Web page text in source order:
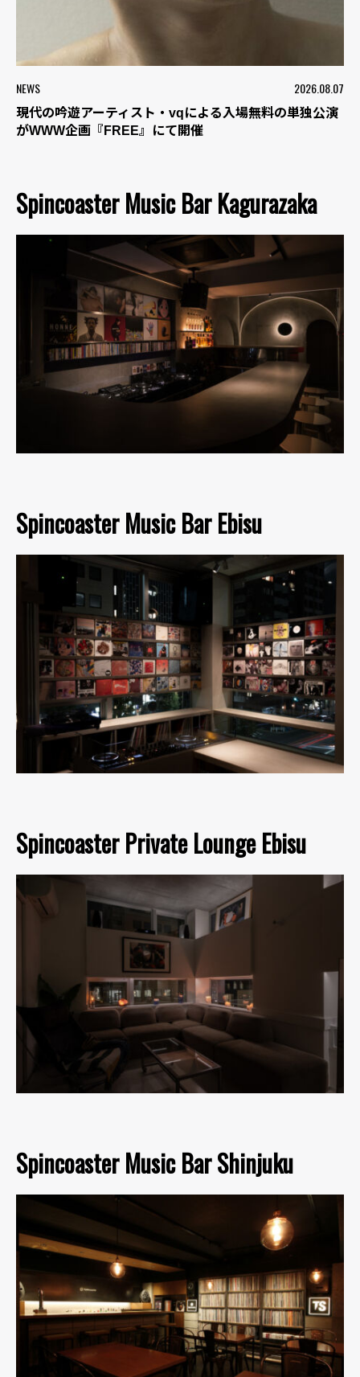
NEWS 2026.08.07
現代の吟遊アーティスト・vqによる入場無料の単独公演
がWWW企画『FREE』にて開催
Spincoaster Music Bar Kagurazaka
Spincoaster Music Bar Ebisu
Spincoaster Private Lounge Ebisu
Spincoaster Music Bar Shinjuku